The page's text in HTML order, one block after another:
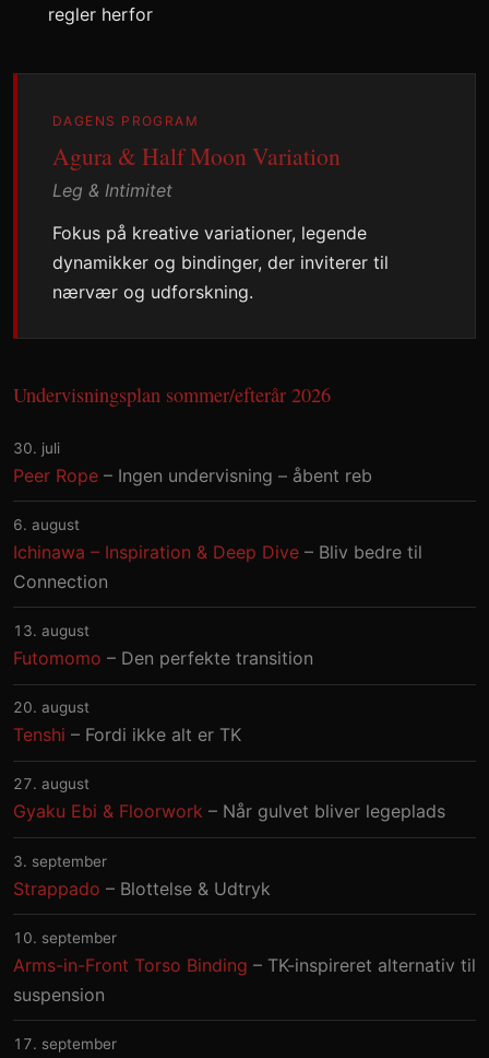
regler herfor
DAGENS PROGRAM
Agura & Half Moon Variation
Leg & Intimitet
Fokus på kreative variationer, legende
dynamikker og bindinger, der inviterer til
nærvær og udforskning.
Undervisningsplan sommer/efterår 2026
30. juli
Peer Rope – Ingen undervisning – åbent reb
6. august
Ichinawa – Inspiration & Deep Dive – Bliv bedre til
Connection
13. august
Futomomo – Den perfekte transition
20. august
Tenshi – Fordi ikke alt er TK
27. august
Gyaku Ebi & Floorwork – Når gulvet bliver legeplads
3. september
Strappado – Blottelse & Udtryk
10. september
Arms-in-Front Torso Binding – TK-inspireret alternativ til
suspension
17. september